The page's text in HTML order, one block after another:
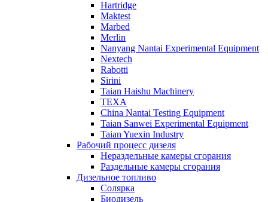
Hartridge
Maktest
Marbed
Merlin
Nanyang Nantai Experimental Equipment
Nextech
Rabotti
Sirini
Taian Haishu Machinery
TEXA
China Nantai Testing Equipment
Taian Sanwei Experimental Equipment
Taian Yuexin Industry
Рабочий процесс дизеля
Нераздельные камеры сгорания
Раздельные камеры сгорания
Дизельное топливо
Солярка
Биодизель